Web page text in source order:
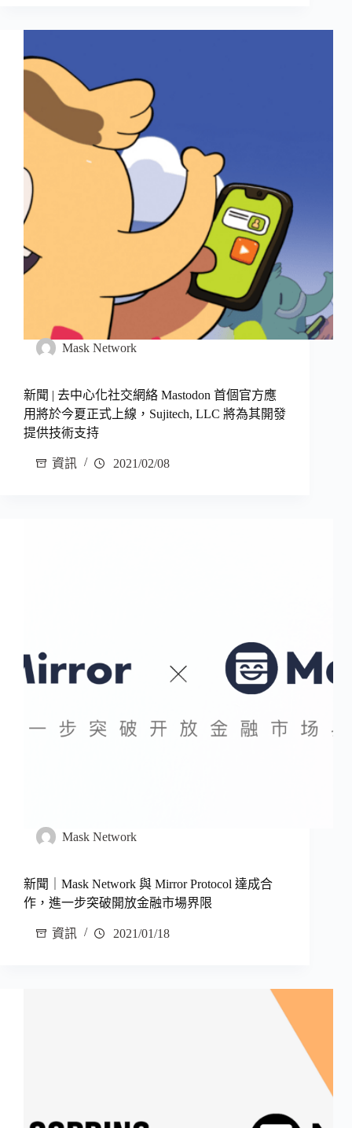
Mask Network
新聞 | 去中心化社交網絡 Mastodon 首個官方應
用將於今夏正式上線，Sujitech, LLC 將為其開發
提供技術支持
資訊 2021/02/08
Mask Network
新聞｜Mask Network 與 Mirror Protocol 達成合
作，進一步突破開放金融市場界限
資訊 2021/01/18